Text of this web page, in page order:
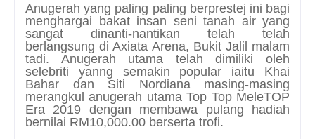
Anugerah yang paling paling berprestej ini bagi
menghargai bakat insan seni tanah air yang
sangat dinanti-nantikan telah telah
berlangsung di Axiata Arena, Bukit Jalil malam
tadi. Anugerah utama telah dimiliki oleh
selebriti yanng semakin popular iaitu Khai
Bahar dan Siti Nordiana masing-masing
merangkul anugerah utama Top Top MeleTOP
Era 2019 dengan membawa pulang hadiah
bernilai RM10,000.00 berserta trofi.